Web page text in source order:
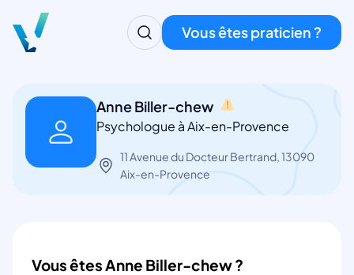
Vous êtes praticien ?
Anne Biller-chew
Psychologue à Aix-en-Provence
11 Avenue du Docteur Bertrand, 13090
Aix-en-Provence
Vous êtes Anne Biller-chew ?